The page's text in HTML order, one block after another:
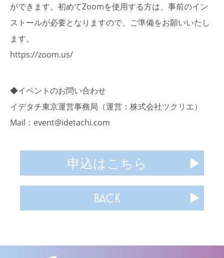
ができます。初めてZoomを使用する方は、事前のイン
ストールが必要となりますので、ご準備をお願いいたし
ます。
https://zoom.us/
◆イベントのお問い合わせ
イデタチ東京運営事務局（運営：株式会社ツクリエ）
Mail：event@idetachi.com
申込はこちら
BACK